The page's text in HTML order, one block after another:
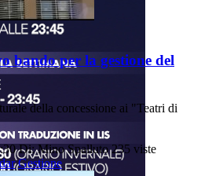
bando per la gestione del
della concessione ai "Teatri di
Di: Mino Spalluto 235 viste
Gestione